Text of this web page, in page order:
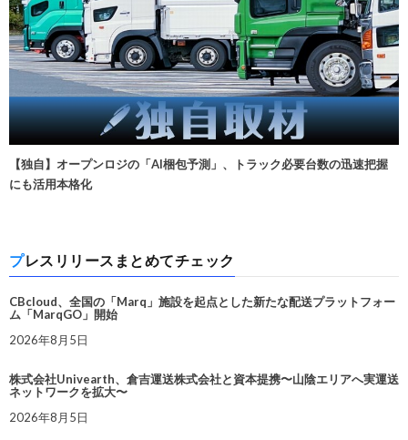
【独自】オープンロジの「AI梱包予測」、トラック必要台数の迅速把握
にも活用本格化
プレスリリースまとめてチェック
CBcloud、全国の「Marq」施設を起点とした新たな配送プラットフォー
ム「MarqGO」開始
2026年8月5日
株式会社Univearth、倉吉運送株式会社と資本提携〜山陰エリアへ実運送
ネットワークを拡大〜
2026年8月5日